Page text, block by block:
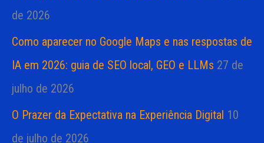
o
de 2026
Como aparecer no Google Maps e nas respostas de
IA em 2026: guia de SEO local, GEO e LLMs 27 de
julho de 2026
O Prazer da Expectativa na Experiência Digital 10
de julho de 2026